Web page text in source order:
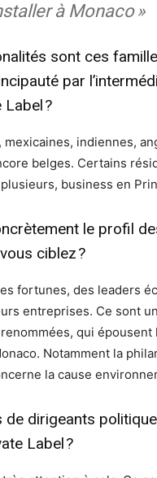
à Monaco »
sont ces
par
?
indiennes,
belges. Certains
business en
le profil
ciblez ?
fortunes, des leaders
entreprises. Ce sont
qui épousent
Notamment la
la cause
de dirigeants
Label ?